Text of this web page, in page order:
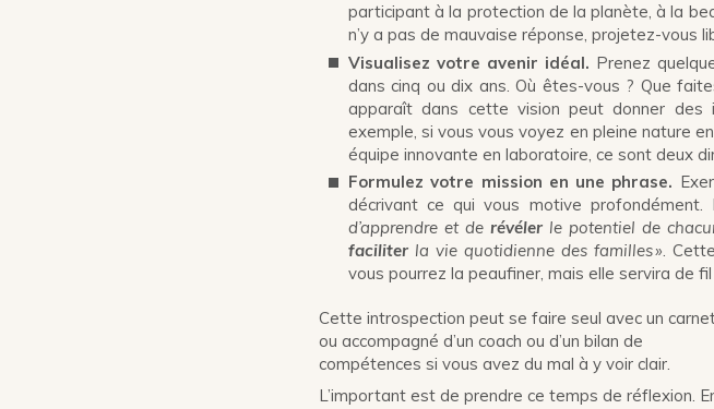
participant à la protection de la planète, à la
n’y a pas de mauvaise réponse, projetez-vous
Visualisez votre avenir idéal. Prenez
dans cinq ou dix ans. Où êtes-vous ? Que
apparaît dans cette vision peut donner des
exemple, si vous vous voyez en pleine nature
équipe innovante en laboratoire, ce sont deux
Formulez votre mission en une phrase.
décrivant ce qui vous motive
d’apprendre et derévéler le potentiel de
faciliter la vie quotidienne des familles ».
vous pourrez la peaufiner, mais elle servira de
Cette introspection peut se faire seul avec un
ou accompagné d’un coach ou d’un bilan de
compétences si vous avez du mal à y voir clair.
L’important est de prendre ce temps de réflexion.